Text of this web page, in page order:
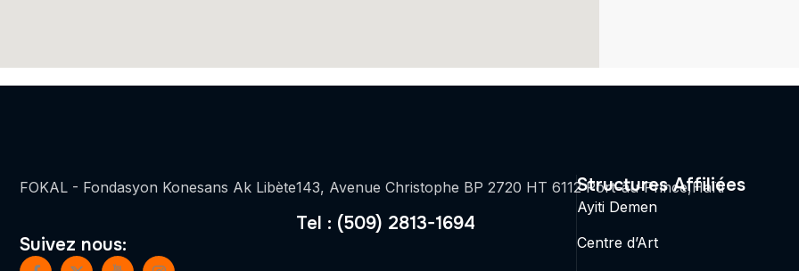
FOKAL - Fondasyon Konesans Ak Libète143, Avenue Christophe BP 2720 HT 6112 Port-au-Prince,Haïti
Tel : (509) 2813-1694
Suivez nous:
Structures Affiliées
Ayiti Demen
Centre d’Art